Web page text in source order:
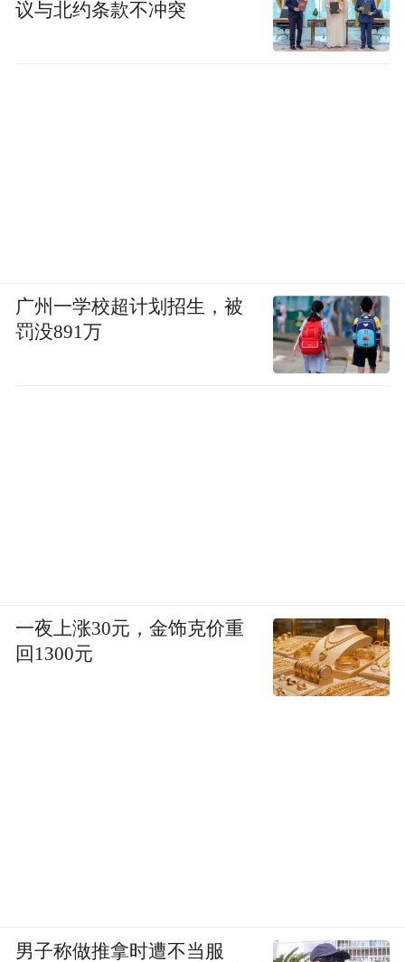
议与北约条款不冲突
广州一学校超计划招生，被
罚没891万
一夜上涨30元，金饰克价重
回1300元
男子称做推拿时遭不当服